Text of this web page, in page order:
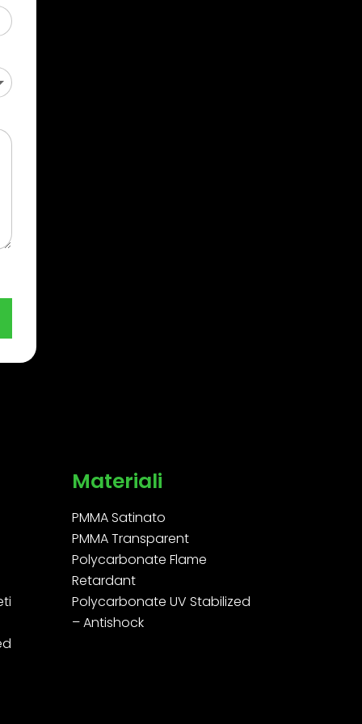
Materiali
PMMA Satinato
PMMA Transparent
Polycarbonate Flame
Retardant
Polycarbonate UV Stabilized
– Antishock